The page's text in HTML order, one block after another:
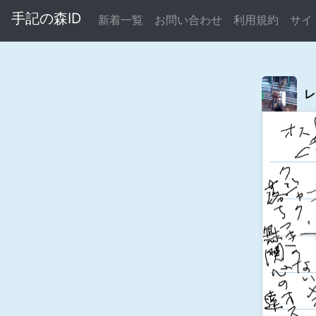
手記の森ID 新着一覧 お問い合わせ 利用規約 サイ